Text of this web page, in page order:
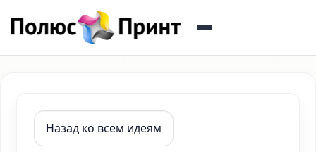
Назад ко всем идеям